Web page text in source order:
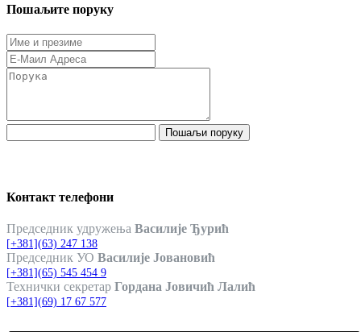
Пошаљите поруку
Пошаљи поруку
Контакт телефони
Председник удружења Василије Ђурић
[+381](63) 247 138
Председник УО Василије Јовановић
[+381](65) 545 454 9
Технички секретар Гордана Јовичић Лалић
[+381](69) 17 67 577